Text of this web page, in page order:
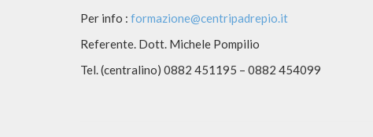
Per info : formazione@centripadrepio.it
Referente. Dott. Michele Pompilio
Tel. (centralino) 0882 451195 – 0882 454099